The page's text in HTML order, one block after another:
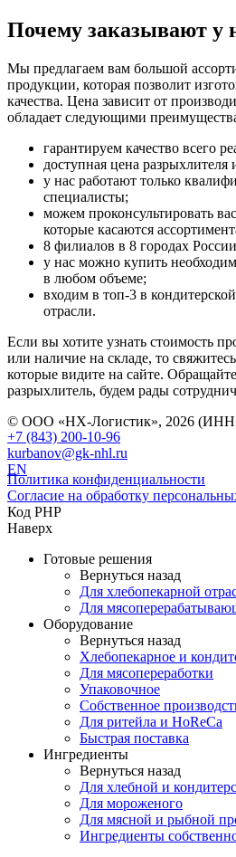
Почему заказывают у
Мы предлагаем вам большой
продукции, которая позволит
качества. Цена зависит от
обладает следующими
гарантируем качество всего
доступная цена разрыхлителя
у нас работают только
специалисты;
можем проконсультировать
которые касаются
8 филиалов в 8 городах
у нас можно купить
в любом объеме;
входим в топ-3 в
отрасли.
Если вы хотите узнать стоимость
или наличие на складе, то
которые видите на сайте.
разрыхлитель, будем рады
© ООО «НХ-Логистик», 2026 (ИНН
+7 (843) 200-10-96
kurbanov@gk-nhl.ru
EN
Политика конфиденциальности
Согласие на обработку
Код PHP
Наверх
Готовые решения
Вернуться назад
Для хлебопекарной
Для
Оборудование
Вернуться назад
Хлебопекарное и
Для мясопереработки
Упаковочное
Собственное
Для ритейла и HoReCa
Быстрая поставка
Ингредиенты
Вернуться назад
Для хлебной и
Для мороженого
Для мясной и рыбной
Ингредиенты